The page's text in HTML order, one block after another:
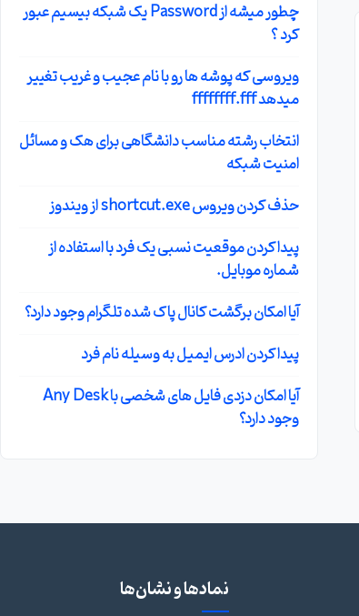
چطور میشه از Password یک شبکه بیسیم عبور
کرد ؟
ویروسی که پوشه ها رو با نام عجیب و غریب تغییر
میدهد ffffffff.fff
انتخاب رشته مناسب دانشگاهی برای هک و مسائل
امنیت شبکه
حذف کردن ویروس shortcut.exe از ویندوز
پیدا کردن موقعیت نسبی یک فرد با استفاده از
شماره موبایل.
آیا امکان برگشت کانال پاک شده تلگرام وجود دارد؟
پیدا کردن ادرس ایمیل به وسیله نام فرد
آیا امکان دزدی فایل های شخصی با Any Desk
وجود دارد؟
نمادها و نشان‌ها